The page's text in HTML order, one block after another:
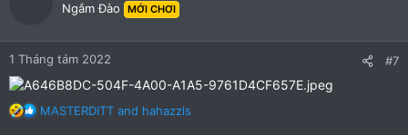
n
s
Ngắm Đào MỚI CHƠI
1 Tháng tám 2022 #7
R
MASTERDITT and hahazzls